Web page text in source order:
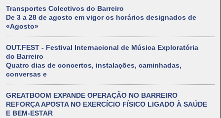
Transportes Colectivos do Barreiro
De 3 a 28 de agosto em vigor os horários designados de
«Agosto»
OUT.FEST - Festival Internacional de Música Exploratória
do Barreiro
Quatro dias de concertos, instalações, caminhadas,
conversas e
GREATBOOM EXPANDE OPERAÇÃO NO BARREIRO
REFORÇA APOSTA NO EXERCÍCIO FÍSICO LIGADO À SAÚDE
E BEM-ESTAR